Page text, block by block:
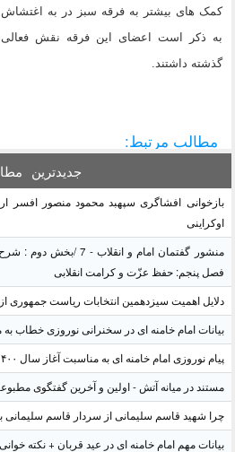
کمک های بیشتر به فرقه سبز در به اغتشاش
به ذکر است اعضای این فرقه نقش
گذشته داشتند.
مطالب مرتبط:
جدیدترین
بازخوانی افشاگری سپهبد محمود منصور افسر
اوکراینی
فصل پنجم: حفظ عزّت و کرامت انقلابی
دلایل اهمیت سیزدهمین انتخابات ریاست جمهوری از
بیانات امام خامنه ای در سخنرانی نوروزی خطاب
پیام نوروزی امام خامنه ای به مناسبت آغاز سال ۱۴۰۰
مستند در میانه آتش - اولین و آخرین گفتگوی
چرا شهید قاسم سلیمانی از سردار قاسم
بیانات مهم امام خامنه ای در عید قربان + نکته